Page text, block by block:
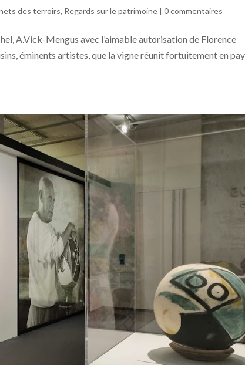
des terroirs, Regards sur le patrimoine |0 commentaires
A.Vick-Mengus avec l’aimable autorisation de Florence
éminents artistes, que la vigne réunit fortuitement en